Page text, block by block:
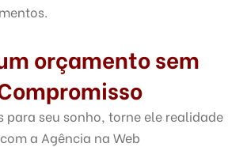
orçamento sem
para seu sonho, torne ele realidade
com a Agência na Web